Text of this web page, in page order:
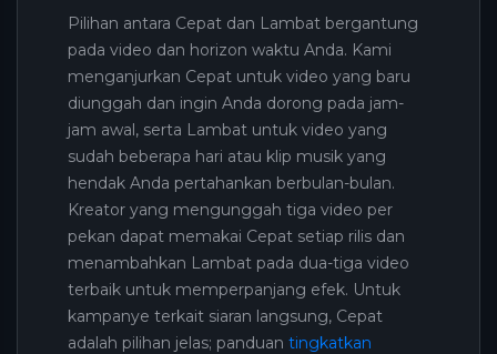
Pilihan antara Cepat dan Lambat bergantung
pada video dan horizon waktu Anda. Kami
menganjurkan Cepat untuk video yang baru
diunggah dan ingin Anda dorong pada jam-
jam awal, serta Lambat untuk video yang
sudah beberapa hari atau klip musik yang
hendak Anda pertahankan berbulan-bulan.
Kreator yang mengunggah tiga video per
pekan dapat memakai Cepat setiap rilis dan
menambahkan Lambat pada dua-tiga video
terbaik untuk memperpanjang efek. Untuk
kampanye terkait siaran langsung, Cepat
adalah pilihan jelas; panduan tingkatkan